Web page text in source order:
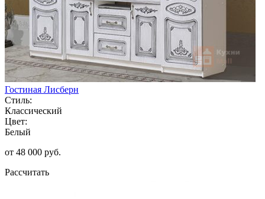
Гостиная Лисберн
Стиль:
Классический
Цвет:
Белый
от 48 000 руб.
Рассчитать